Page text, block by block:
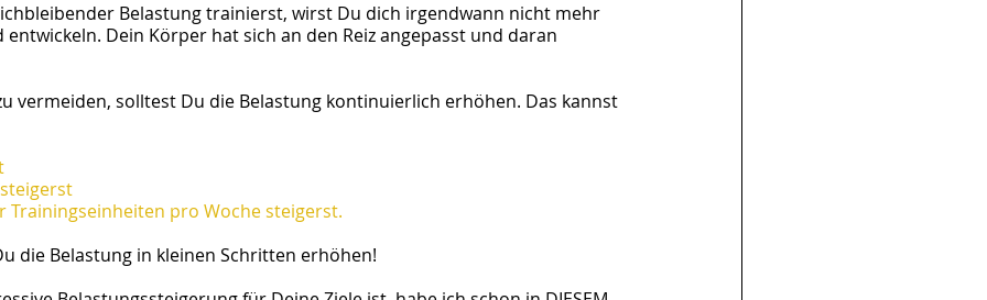
Belastung trainierst, wirst Du dich irgendwann nicht mehr
Dein Körper hat sich an den Reiz angepasst und daran
vermeiden, solltest Du die Belastung kontinuierlich erhöhen. Das kannst
Trainingseinheiten pro Woche steigerst.
die Belastung in kleinen Schritten erhöhen!